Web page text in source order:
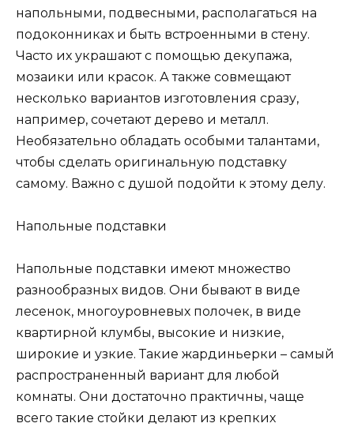
напольными, подвесными, располагаться на
подоконниках и быть встроенными в стену.
Часто их украшают с помощью декупажа,
мозаики или красок. А также совмещают
несколько вариантов изготовления сразу,
например, сочетают дерево и металл.
Необязательно обладать особыми талантами,
чтобы сделать оригинальную подставку
самому. Важно с душой подойти к этому делу.
Напольные подставки
Напольные подставки имеют множество
разнообразных видов. Они бывают в виде
лесенок, многоуровневых полочек, в виде
квартирной клумбы, высокие и низкие,
широкие и узкие. Такие жардиньерки – самый
распространенный вариант для любой
комнаты. Они достаточно практичны, чаще
всего такие стойки делают из крепких